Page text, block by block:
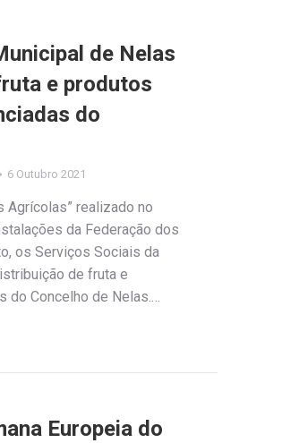
de Nelas
e produtos
do
6 Outubro 2021
Agrícolas” realizado no
da Federação dos
os Serviços Sociais da
de fruta e
do Concelho de Nelas.…
Europeia do